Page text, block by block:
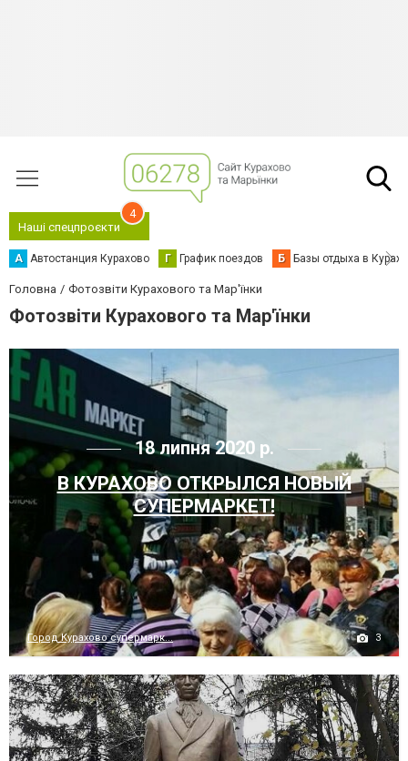
Наші спецпроєкти
4
А Автостанция Курахово Г График поездов Б Базы отдыха в
Головна Фотозвіти Курахового та Мар'їнки
Фотозвіти Курахового та Мар'їнки
18 липня 2020 р.
В КУРАХОВО ОТКРЫЛСЯ НОВЫЙ
СУПЕРМАРКЕТ!
Город Курахово супермарк... 3